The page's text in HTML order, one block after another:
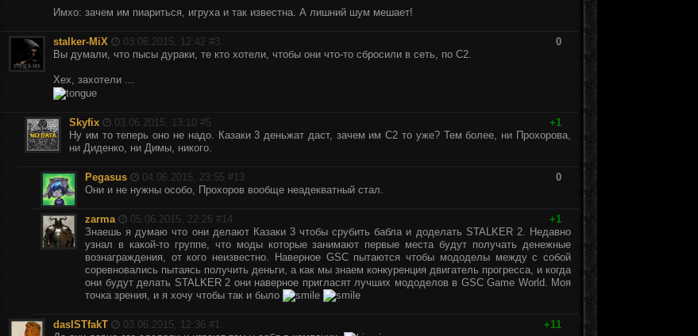
Имхо: зачем им пиариться, игруха и так известна. А лишний шум мешает!
stalker-MiX 03.06.2015, 12:42 #3
0
Вы думали, что пысы дураки, те кто хотели, чтобы они что-то сбросили в сеть, по С2.
Хех, захотели ...
Skyfix 03.06.2015, 13:10 #5
+1
Ну им то теперь оно не надо. Казаки 3 деньжат даст, зачем им С2 то уже? Тем более, ни Прохорова,
ни Диденко, ни Димы, никого.
Pegasus 04.06.2015, 23:55 #13
0
Они и не нужны особо, Прохоров вообще неадекватный стал.
zarma 05.06.2015, 22:26 #14
+1
Знаешь я думаю что они делают Казаки 3 чтобы срубить бабла и доделать STALKER 2. Недавно
узнал в какой-то группе, что моды которые занимают первые места будут получать денежные
вознаграждения, от кого неизвестно. Наверное GSC пытаются чтобы мододелы между с собой
соревновались пытаясь получить деньги, а как мы знаем конкуренция двигатель прогресса, и когда
они будут делать STALKER 2 они наверное пригласят лучших мододелов в GSC Game World. Моя
точка зрения, и я хочу чтобы так и было
dasISTfakT 03.06.2015, 12:36 #1
+11